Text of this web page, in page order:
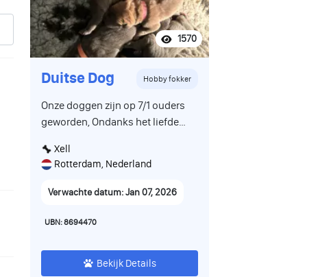
1570
Duitse Dog Hobby fokker
Onze doggen zijn op 7/1 ouders
geworden, Ondanks het liefde
te veel Er zijn 11 puppies
geboren 💙, blauwe teefje 🖤,
blauwe teefje 🧡, blauwe reu 💚,
bruine teef 💞, bruine teef 💜,
zwarte teef 💚, zwarte teef Ze
worden 18/2 gechipt, krijgen
Xell
Rotterdam, Nederland
Verwachte datum: Jan 07, 2026
UBN: 8694470
Bekijk Details